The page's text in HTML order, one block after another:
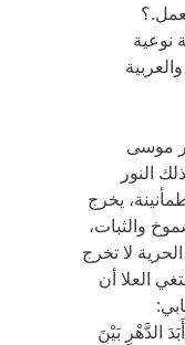
نوعية
موسى
النور
يخرج
والثبات،
لا تخرج
العلا أن
الدَّهْرِ بَيْنَ